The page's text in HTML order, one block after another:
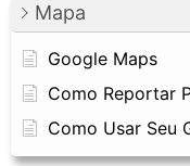
Mapa
Google Maps
Como Reportar
Como Usar Seu